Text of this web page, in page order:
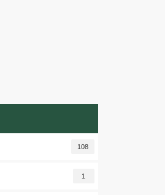
108
1